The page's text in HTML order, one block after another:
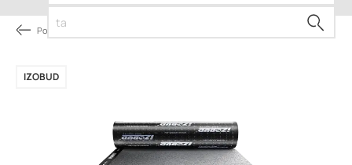
Pokrycie dachów płaskich
IZOBUD